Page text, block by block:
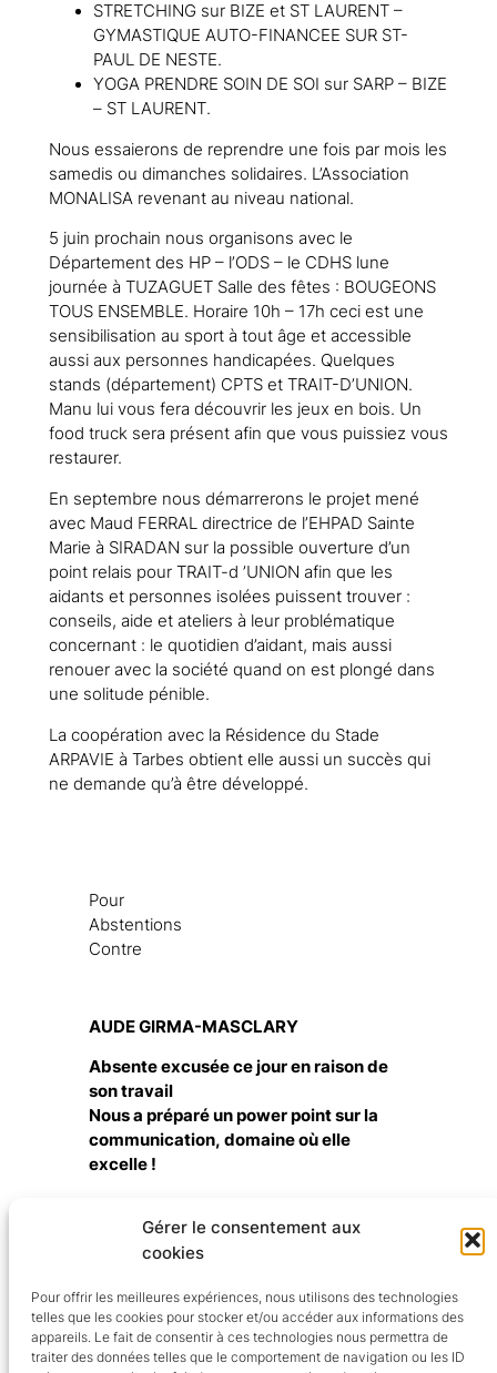
Gérer le consentement aux
cookies
Pour offrir les meilleures expériences, nous utilisons des technologies
telles que les cookies pour stocker et/ou accéder aux informations des
appareils. Le fait de consentir à ces technologies nous permettra de
traiter des données telles que le comportement de navigation ou les ID
STRETCHING sur BIZE et ST LAURENT –
GYMASTIQUE AUTO-FINANCEE SUR ST-
PAUL DE NESTE.
YOGA PRENDRE SOIN DE SOI sur SARP – BIZE
– ST LAURENT.
Nous essaierons de reprendre une fois par mois les
samedis ou dimanches solidaires. L’Association
MONALISA revenant au niveau national.
5 juin prochain nous organisons avec le
Département des HP – l’ODS – le CDHS lune
journée à TUZAGUET Salle des fêtes : BOUGEONS
TOUS ENSEMBLE. Horaire 10h – 17h ceci est une
sensibilisation au sport à tout âge et accessible
aussi aux personnes handicapées. Quelques
stands (département) CPTS et TRAIT-D’UNION.
Manu lui vous fera découvrir les jeux en bois. Un
food truck sera présent afin que vous puissiez vous
restaurer.
En septembre nous démarrerons le projet mené
avec Maud FERRAL directrice de l’EHPAD Sainte
Marie à SIRADAN sur la possible ouverture d’un
point relais pour TRAIT-d ’UNION afin que les
aidants et personnes isolées puissent trouver :
conseils, aide et ateliers à leur problématique
concernant : le quotidien d’aidant, mais aussi
renouer avec la société quand on est plongé dans
une solitude pénible.
La coopération avec la Résidence du Stade
ARPAVIE à Tarbes obtient elle aussi un succès qui
ne demande qu’à être développé.
Pour
Abstentions
Contre
AUDE GIRMA-MASCLARY
Absente excusée ce jour en raison de
son travail
Nous a préparé un power point sur la
communication, domaine où elle
excelle !
Trait d'Union Aidants Aidés SUD
Orienter et informer les aidants, rompre l'isolement,
créer des événements : conférences, spectacles etc. ,